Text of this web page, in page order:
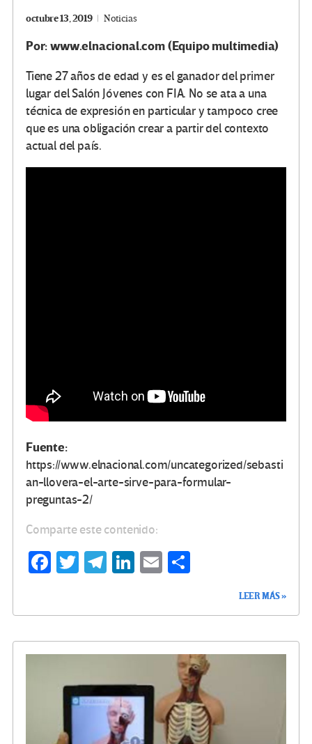
octubre 13, 2019 Noticias
Por: www.elnacional.com (Equipo multimedia)
Tiene 27 años de edad y es el ganador del primer
lugar del Salón Jóvenes con FIA. No se ata a una
técnica de expresión en particular y tampoco cree
que es una obligación crear a partir del contexto
actual del país.
Fuente:
https://www.elnacional.com/uncategorized/sebasti
an-llovera-el-arte-sirve-para-formular-
preguntas-2/
Comparte este contenido:
Fa
o
T
Te
m
Li
n
E
ar
tir
LEER MÁS »